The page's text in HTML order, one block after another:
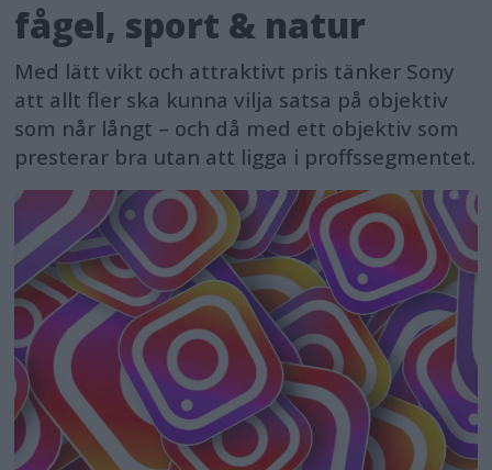
fågel, sport & natur
Med lätt vikt och attraktivt pris tänker Sony
att allt fler ska kunna vilja satsa på objektiv
som når långt – och då med ett objektiv som
presterar bra utan att ligga i proffssegmentet.